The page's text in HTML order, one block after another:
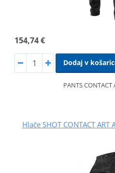
154,74 €
Dodaj v
PANTS CONTACT
Hlače SHOT CONTACT